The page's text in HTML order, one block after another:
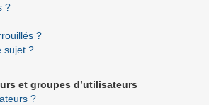
?
?
sujet ?
et groupes d’utilisateurs
?